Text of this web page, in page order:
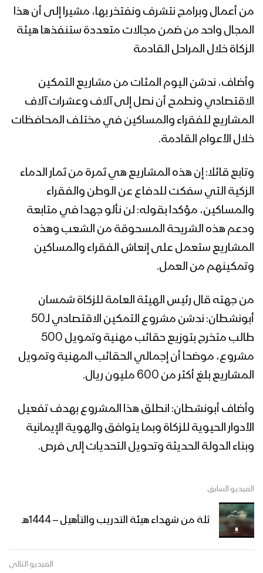
من أعمال وبرامج نتشرف ونفتخر بها، مشيرا إلى أن هذا
المجال واحد من ضمن مجالات متعددة ستنفذها هيئة
الزكاة خلال المراحل القادمة
وأضاف، ندشن اليوم المئات من مشاريع التمكين
الاقتصادي ونطمح أن نصل إلى آلاف وعشرات آلاف
المشاريع للفقراء والمساكين في مختلف المحافظات
خلال الأعوام القادمة.
وتابع قائلا: إن هذه المشاريع هي ثمرة من ثمار الدماء
الزكية التي سفكت للدفاع عن الوطن والفقراء
والمساكين، مؤكدا بقوله: لن نألو جهدا في متابعة
ودعم هذه الشريحة المسحوقة من الشعب وهذه
المشاريع ستعمل على إنعاش الفقراء والمساكين
وتمكينهم من العمل.
من جهته قال رئيس الهيئة العامة للزكاة شمسان
أبونشطان: ندشن مشروع التمكين الاقتصادي لـ50
طالب متخرج بتوزيع حقائب مهنية وتمويل 500
مشروع، موضحا أن إجمالي الحقائب المهنية وتمويل
المشاريع بلغ أكثر من 600 مليون ريال.
وأضاف أبونشطان: انطلق هذا المشروع بهدف تفعيل
الأدوار الحيوية للزكاة وبما يتوافق والهوية الإيمانية
وبناء الدولة الحديثة وتحويل التحديات إلى فرص.
الفيديو السابق
ثلة من شهداء هيئة التدريب والتأهيل – 1444هـ
الفيديو التالي